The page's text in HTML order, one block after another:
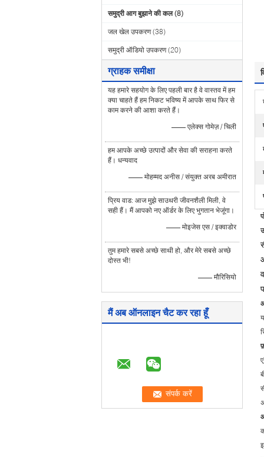
समुद्री आग बुझाने की कल (8)
जल खेल उपकरण (38)
समुद्री ऑडियो उपकरण (20)
ग्राहक समीक्षा
यह हमारे सहयोग के लिए पहली बार है वे वास्तव में हम
क्या चाहते हैं हम निकट भविष्य में आपके साथ फिर से
काम करने की आशा करते हैं।
—— एलेक्स गोमेज़ / चिली
हम आपके अच्छे उत्पादों और सेवा की सराहना करते
हैं। धन्यवाद
—— मोहम्मद अनीस / संयुक्त अरब अमीरात
प्रिय वाड: आज मुझे साउथरी जीवनशैली मिली, वे
सही हैं। मैं आपको नए ऑर्डर के लिए भुगतान भेजूंगा।
—— मोइजेस एस / इक्वाडोर
तुम हमारे सबसे अच्छे साथी हो, और मेरे सबसे अच्छे
दोस्त भी!
—— मौरिसियो
मैं अब ऑनलाइन चैट कर रहा हूँ